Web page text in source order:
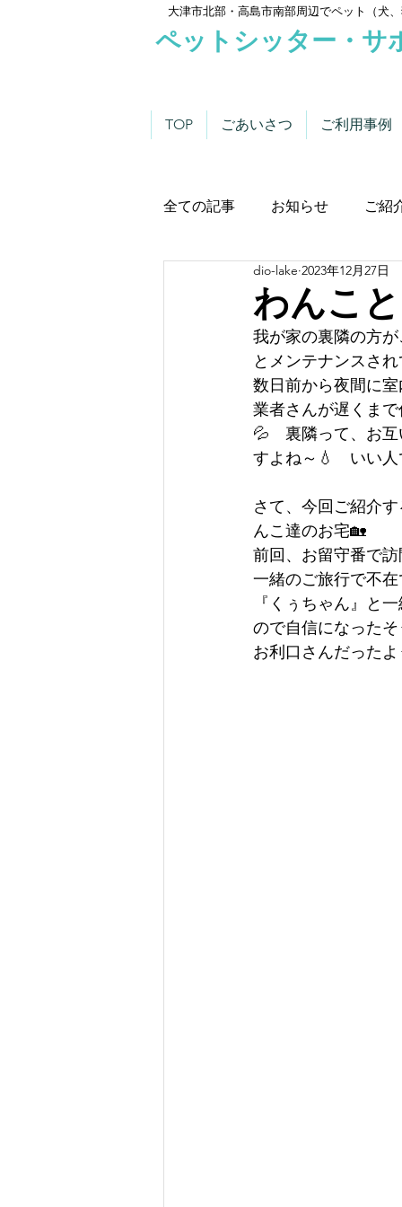
大津市北部・高島市南部周辺でペット（犬
ペットシッター・サ
TOP ごあいさつ ご利用事例
全ての記事 お知らせ ご紹
わんこにゃんこニュース
わんこ
dio-lake 2023年12月27日
我が家の裏隣の方
とメンテナンスさ
数日前から夜間に
業者さんが遅くま
💦　裏隣って、お
すよね～💧　いい
さて、今回ご紹介
んこ達のお宅🏡
前回、お留守番で
一緒のご旅行で不
『くぅちゃん』と
ので自信になった
お利口さんだったよ